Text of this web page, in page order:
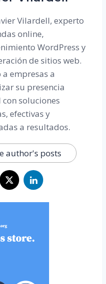
Vilardell, experto
online,
WordPress y
de sitios web.
empresas a
su presencia
soluciones
efectivas y
a resultados.
author's posts